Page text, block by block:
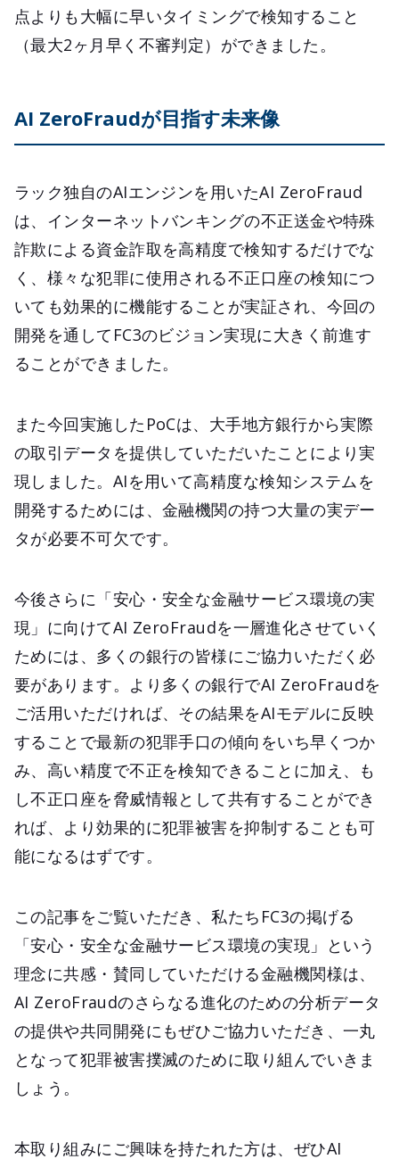
点よりも大幅に早いタイミングで検知すること
（最大2ヶ月早く不審判定）ができました。
AI ZeroFraudが目指す未来像
ラック独自のAIエンジンを用いたAI ZeroFraud
は、インターネットバンキングの不正送金や特殊
詐欺による資金詐取を高精度で検知するだけでな
く、様々な犯罪に使用される不正口座の検知につ
いても効果的に機能することが実証され、今回の
開発を通してFC3のビジョン実現に大きく前進す
ることができました。
また今回実施したPoCは、大手地方銀行から実際
の取引データを提供していただいたことにより実
現しました。AIを用いて高精度な検知システムを
開発するためには、金融機関の持つ大量の実デー
タが必要不可欠です。
今後さらに「安心・安全な金融サービス環境の実
現」に向けてAI ZeroFraudを一層進化させていく
ためには、多くの銀行の皆様にご協力いただく必
要があります。より多くの銀行でAI ZeroFraudを
ご活用いただければ、その結果をAIモデルに反映
することで最新の犯罪手口の傾向をいち早くつか
み、高い精度で不正を検知できることに加え、も
し不正口座を脅威情報として共有することができ
れば、より効果的に犯罪被害を抑制することも可
能になるはずです。
この記事をご覧いただき、私たちFC3の掲げる
「安心・安全な金融サービス環境の実現」という
理念に共感・賛同していただける金融機関様は、
AI ZeroFraudのさらなる進化のための分析データ
の提供や共同開発にもぜひご協力いただき、一丸
となって犯罪被害撲滅のために取り組んでいきま
しょう。
本取り組みにご興味を持たれた方は、ぜひAI